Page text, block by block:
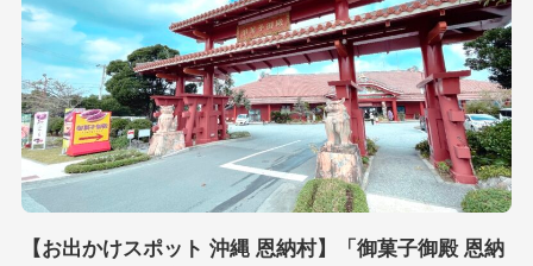
【お出かけスポット 沖縄 恩納村】「御菓子御殿 恩納